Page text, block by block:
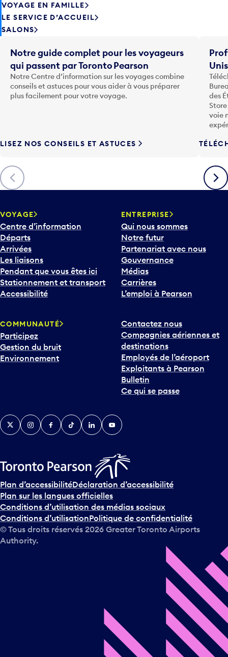
VOYAGE EN FAMILLE
LE SERVICE D’ACCUEIL
SALONS
Précédent
Notre guide complet pour les voyageurs
qui passent par Toronto Pearson
Notre Centre d’information sur les voyages combine
conseils et astuces pour vous aider à vous préparer
plus facilement pour votre voyage.
LISEZ NOS CONSEILS ET ASTUCES
des
voie
VOYAGE
Centre d’information
Départs
Arrivées
Les liaisons
Pendant que vous êtes ici
Stationnement et transport
Accessibilité
ENTREPRISE
Qui nous sommes
Notre futur
Partenariat avec nous
Gouvernance
Médias
Carrières
L’emploi à Pearson
COMMUNAUTÉ
Participez
Gestion du bruit
Environnement
Contactez nous
Compagnies aériennes et
destinations
Employés de l’aéroport
Exploitants à Pearson
Bulletin
Ce qui se passe
TwitterInstagramFacebook
TikTokLinkedInYouTube
Plan d’accessibilitéDéclaration d’accessibilité
Plan sur les langues officielles
Conditions d’utilisation des médias sociaux
Conditions d’utilisationPolitique de confidentialité
© Tous droits réservés 2026 Greater Toronto Airports
Authority.